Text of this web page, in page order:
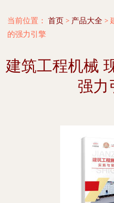
当前位置： 首页 > 产品大全 >
的强力引擎
建筑工程机械
强力